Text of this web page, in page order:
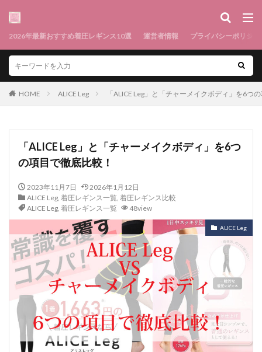
2026年最新おすすめ着圧レギンス10選 運営者情報 プライバシーポリシー
HOME ALICE Leg 「ALICE Leg」と「チャーメイクボディ」を6つ
「ALICE Leg」と「チャーメイクボディ」を6つ
の項目で徹底比較！
2023年11月7日
2026年1月12日
ALICE Leg, 着圧レギンス一覧, 着圧レギンス比較
ALICE Leg, 着圧レギンス一覧 48view
ALICE Leg